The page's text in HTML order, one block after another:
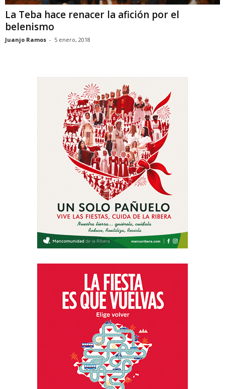
La Teba hace renacer la afición por el
belenismo
Juanjo Ramos - 5 enero, 2018